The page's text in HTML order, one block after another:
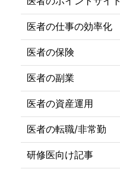
医者の仕事の効率化
医者の保険
医者の副業
医者の資産運用
医者の転職/非常勤
研修医向け記事